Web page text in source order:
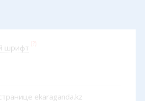
шрифт (?)
ekaraganda.kz